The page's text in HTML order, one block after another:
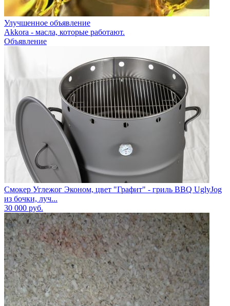
Улучшенное объявление
Akkora - масла, которые работают.
Объявление
Смокер Углежог Эконом, цвет "Графит" - гриль BBQ UglyJog
из бочки, луч...
30 000 руб.